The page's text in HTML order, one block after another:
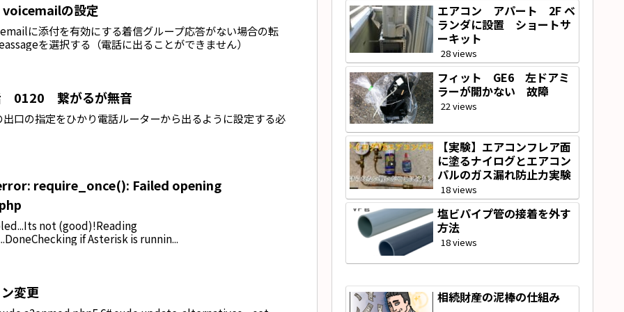
の設定
に添付を有効にする着信グループ応答がない場合の転
を選択する（電話に出ることができません）
0120 繋がるが無音
口の指定をひかり電話ルーターから出るように設定する必
require_once(): Failed opening
not (good)!Reading
if Asterisk is runnin...
変更
エアコン アパート 2F ベ
ランダに設置 ショートサ
ーキット
28 views
フィット GE6 左ドアミ
ラーが開かない 故障
22 views
【実験】エアコンフレア面
に塗るナイログとエアコン
パルのガス漏れ防止力実験
18 views
塩ビパイプ管の接着を外す
方法
18 views
相続財産の泥棒の仕組み